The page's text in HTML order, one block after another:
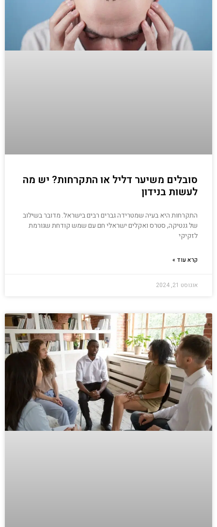
סובלים משיער דליל או התקרחות? יש מה
לעשות בנידון
התקרחות היא בעיה שמטרידה גברים רבים בישראל. מדובר בשילוב
של גנטיקה, סטרס ואקלים ישראלי חם עם שמש קודחת שגורמת
לזקיקי
קרא עוד »
אוגוסט 21, 2024